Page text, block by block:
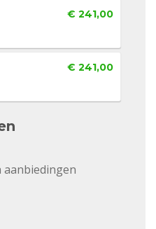
€ 241,00
€ 241,00
aanbiedingen